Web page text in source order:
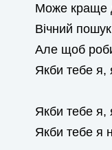
Може краще
Вічний
Але щоб
Якби тебе я,
Якби тебе я,
Якби тебе я